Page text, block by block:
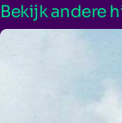
Bekijk andere